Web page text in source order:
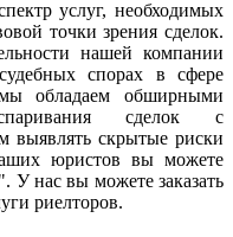
услуг, необходимых
точки зрения сделок.
нашей компании
спорах в сфере
обладаем обширными
сделок с
выявлять скрытые риски
юристов вы можете
". У нас вы можете заказать
риелторов.